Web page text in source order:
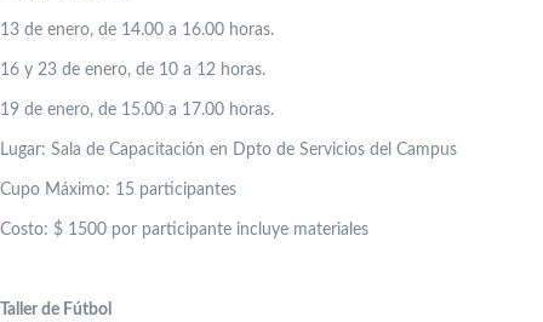
13 de enero, de 14.00 a 16.00 horas.
16 y 23 de enero, de 10 a 12 horas.
19 de enero, de 15.00 a 17.00 horas.
Lugar: Sala de Capacitación en Dpto de Servicios del Campus
Cupo Máximo: 15 participantes
Costo: $ 1500 por participante incluye materiales
Taller de Fútbol